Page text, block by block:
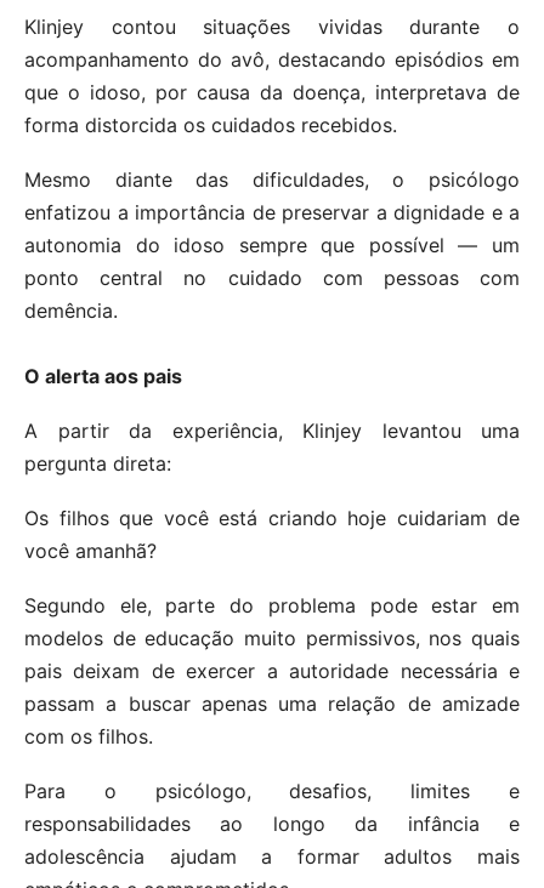
Klinjey contou situações vividas durante o
acompanhamento do avô, destacando episódios em
que o idoso, por causa da doença, interpretava de
forma distorcida os cuidados recebidos.
Mesmo diante das dificuldades, o psicólogo
enfatizou a importância de preservar a dignidade e a
autonomia do idoso sempre que possível — um
ponto central no cuidado com pessoas com
demência.
O alerta aos pais
A partir da experiência, Klinjey levantou uma
pergunta direta:
Os filhos que você está criando hoje cuidariam de
você amanhã?
Segundo ele, parte do problema pode estar em
modelos de educação muito permissivos, nos quais
pais deixam de exercer a autoridade necessária e
passam a buscar apenas uma relação de amizade
com os filhos.
Para o psicólogo, desafios, limites e
responsabilidades ao longo da infância e
adolescência ajudam a formar adultos mais